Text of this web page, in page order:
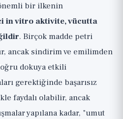
bir ilkenin
in vitro aktivite, vücutta
. Birçok madde petri
ancak sindirim ve emilimden
dokuya etkili
gerektiğinde başarısız
faydalı olabilir, ancak
yapılana kadar, "umut